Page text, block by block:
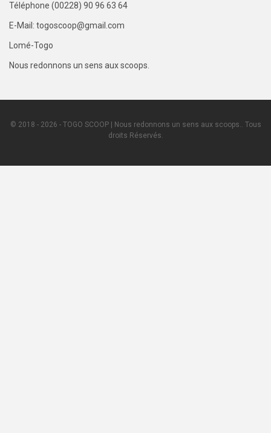
Téléphone (00228) 90 96 63 64
E-Mail: togoscoop@gmail.com
Lomé-Togo
Nous redonnons un sens aux scoops.
© 2018 - 2026 - TOGO SCOOP | Nous redonnons un sens aux scoops.. Tous
droits Réservés.